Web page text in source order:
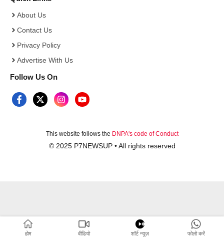
About Us
Contact Us
Privacy Policy
Advertise With Us
Follow Us On
This website follows the DNPA's code of Conduct
© 2025 P7NEWSUP • All rights reserved
होम वीडियो शाॅर्ट न्यूज़ फोलो करें